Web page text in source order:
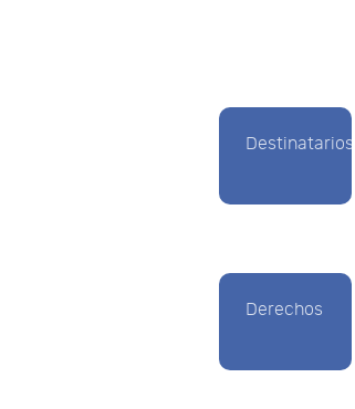
Destinatarios
Derechos